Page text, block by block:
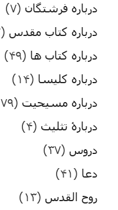
درباره فرشتگان (۷)
درباره کتاب مقدس (۲۲)
درباره کتاب ها (۴۹)
درباره کلیسا (۱۴)
درباره مسیحیت (۳,۰۷۹)
دربارۀ تثلیث (۴)
دروس (۳۷)
دعا (۴۱)
روح القدس (۱۳)